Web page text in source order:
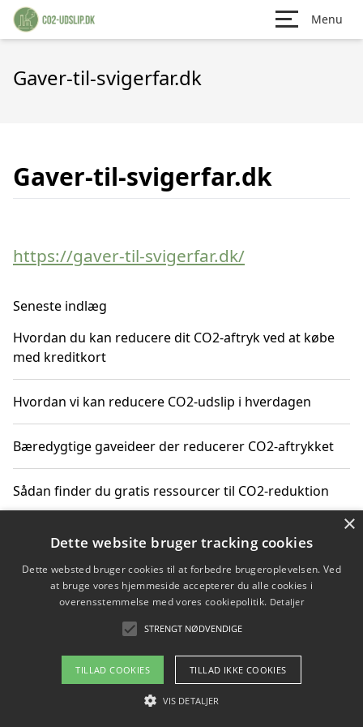
Menu
Gaver-til-svigerfar.dk
Gaver-til-svigerfar.dk
https://gaver-til-svigerfar.dk/
Seneste indlæg
Hvordan du kan reducere dit CO2-aftryk ved at købe
med kreditkort
Hvordan vi kan reducere CO2-udslip i hverdagen
Bæredygtige gaveideer der reducerer CO2-aftrykket
Sådan finder du gratis ressourcer til CO2-reduktion
Hvordan gadgets til hjemmet kan reducere CO2-udslip
Copyright 2026 - Pilanto Aps
Om / kontakt
Blog Betingelser
×
Dette website bruger tracking cookies
Dette websted bruger cookies til at forbedre brugeroplevelsen. Ved
at bruge vores hjemmeside accepterer du alle cookies i
overensstemmelse med vores cookiepolitik. Detaljer
STRENGT NØDVENDIGE
TILLAD COOKIES TILLAD IKKE COOKIES
VIS DETALJER